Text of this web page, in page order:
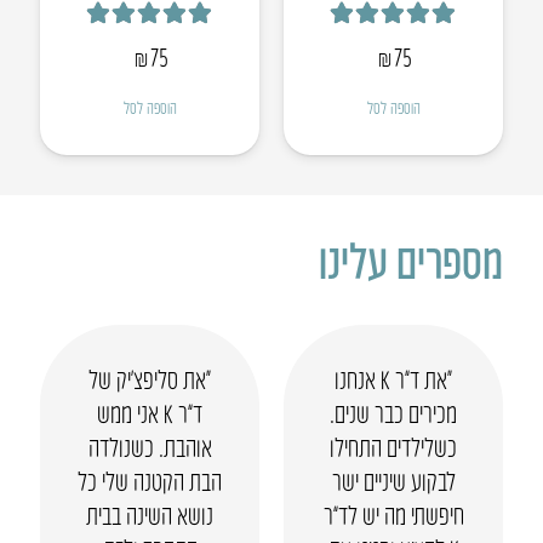
₪75
הוספה לסל
₪75
הוספה לסל
מספרים עלינו
“את ד”ר K אנחנו
מכירים כבר שנים.
כשלילדים התחילו
לבקוע שיניים ישר
חיפשתי מה יש לד”ר
“את סליפצ’יק של
ד”ר K אני ממש
אוהבת. כשנולדה
הבת הקטנה שלי כל
נושא השינה בבית